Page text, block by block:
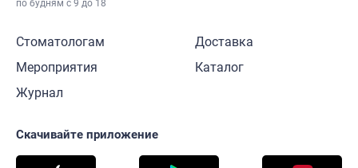
по будням с 9 до 18
Стоматологам
Мероприятия
Журнал
Доставка
Каталог
Скачивайте приложение